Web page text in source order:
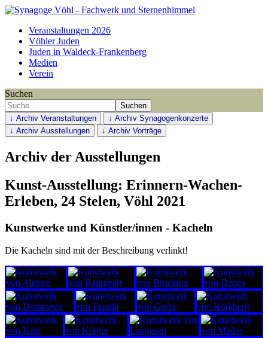
Veranstaltungen 2026
Vöhler Juden
Juden in Waldeck-Frankenberg
Medien
Verein
Suchen
Suchen
↓ Archiv Veranstaltungen
↓ Archiv Synagogenkonzerte
↓ Archiv Ausstellungen
↓ Archiv Vorträge
Archiv der Ausstellungen
Kunst-Ausstellung: Erinnern-Wachen-
Erleben, 24 Stelen, Vöhl 2021
Kunstwerke und Künstler/innen - Kacheln
Die Kacheln sind mit der Beschreibung verlinkt!